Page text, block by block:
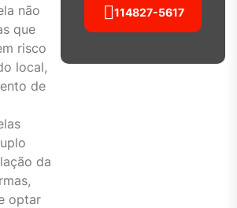
114827-5617
não
que
risco
local,
de
da
optar